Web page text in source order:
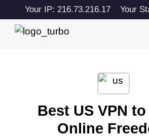
Your IP: 216.73.216.17 Your
Best US VPN
Online